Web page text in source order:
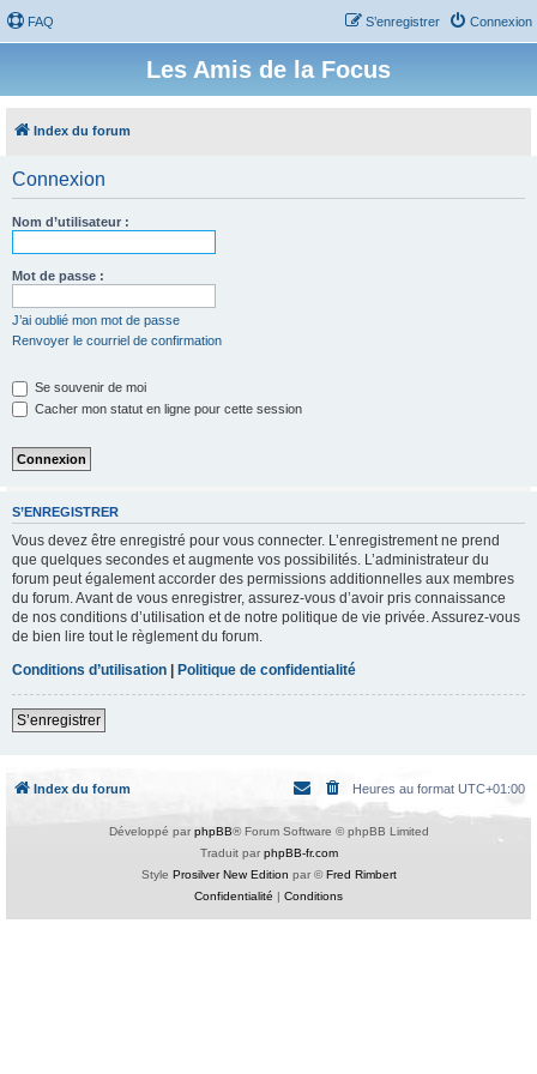
FAQ Connexion
S’enregistrer
Les Amis de la Focus
Index du forum
Connexion
Nom d’utilisateur :
Mot de passe :
J’ai oublié mon mot de passe
Renvoyer le courriel de confirmation
Se souvenir de moi
Cacher mon statut en ligne pour cette session
S’ENREGISTRER
Vous devez être enregistré pour vous connecter. L’enregistrement ne prend
que quelques secondes et augmente vos possibilités. L’administrateur du
forum peut également accorder des permissions additionnelles aux membres
du forum. Avant de vous enregistrer, assurez-vous d’avoir pris connaissance
de nos conditions d’utilisation et de notre politique de vie privée. Assurez-vous
de bien lire tout le règlement du forum.
Conditions d’utilisation | Politique de confidentialité
S’enregistrer
Index du forum Heures au format UTC+01:00
Développé par phpBB® Forum Software © phpBB Limited
Traduit par phpBB-fr.com
Style Prosilver New Edition par ©Fred Rimbert
Confidentialité | Conditions